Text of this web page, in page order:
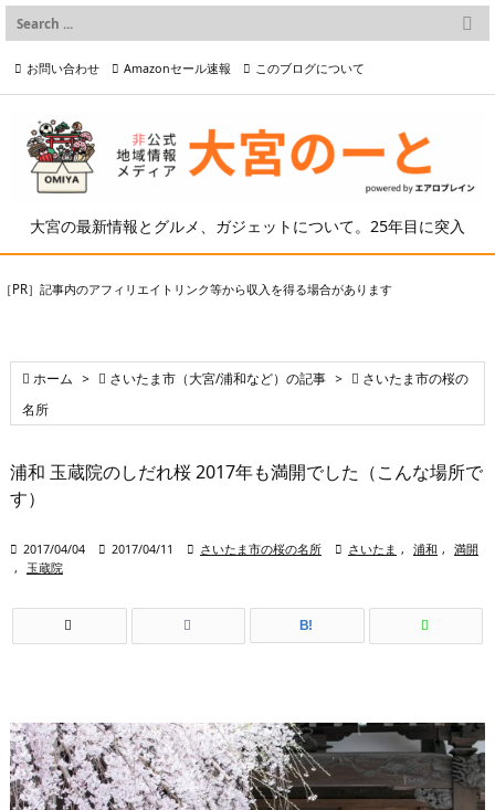
大宮の最新情報とグルメ、ガジェットについて。25年目に突入

メニュー

検索
お問い合わせ Amazonセール速報 このブログについて
プライバシーポリシー等
［PR］記事内のアフィリエイトリンク等から収入を得る場合があります
 ホーム >  さいたま市（大宮/浦和など）の記事 >  さいたま市の桜の
名所
浦和 玉蔵院のしだれ桜 2017年も満開でした（こんな場所で
す）
 2017/04/04  2017/04/11  さいたま市の桜の名所  さいたま , 浦和 ,
満開
,
玉蔵院
B!